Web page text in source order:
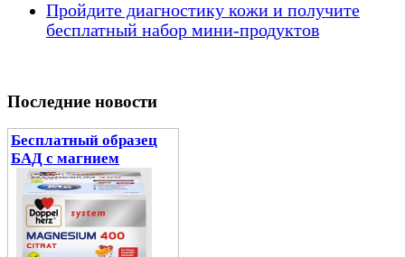
Пройдите диагностику кожи и получите
бесплатный набор мини-продуктов
Последние новости
Бесплатный образец
БАД с магнием